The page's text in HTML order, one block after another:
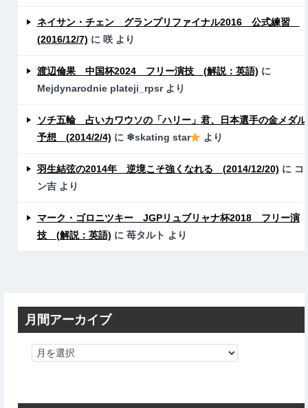
ネイサン・チェン グランプリファイナル2016 公式練習
(2016/12/7) に 咲より
渡辺倫果 中国杯2024 フリー演技 (解説：英語) に
Mejdynarodnie plateji_rpsrより
ソチ五輪 占いカワウソの「ハリー」君、日本選手の金メダル
予想 (2014/2/4) に ❄skating star より
羽生結弦の2014年 逆境こそ強くなれる (2014/12/20) に コ
ン吉より
マーク・ゴロニツキー JGPリュブリャナ杯2018 フリー演
技 (解説：英語) に 苺タルト より
月間アーカイブ